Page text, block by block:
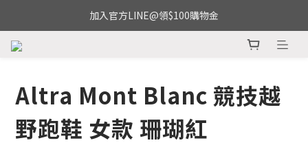
加入官方LINE@領$100購物金
Altra Mont Blanc 競技越
野跑鞋 女款 珊瑚紅